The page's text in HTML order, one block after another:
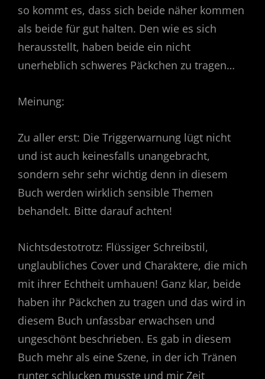
so kommt es, dass sich beide näher kommen
als beide für gut halten. Den wie es sich
herausstellt, haben beide ein nicht
unerheblich schweres Päckchen zu tragen…
Meinung:
Zu aller erst: Die Triggerwarnung lügt nicht
und ist auch keinesfalls unangebracht,
sondern sehr sehr wichtig denn in diesem
Buch werden wirklich sensible Themen
behandelt. Bitte darauf achten!
Nichtsdestotrotz: Flüssiger Schreibstil,
unglaubliches Cover und Charaktere, die mich
mit ihrer Echtheit umhauen! Ganz klar, beide
haben ihr Päckchen zu tragen und das wird in
diesem Buch unfassbar erwachsen und
ungeschönt beschrieben. Es gab in diesem
Buch mehr als eine Szene, in der ich Tränen
runter schlucken musste und mir Zeit